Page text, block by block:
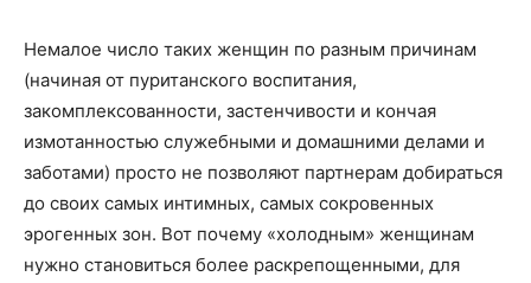
Немалое число таких женщин по разным причинам
(начиная от пуританского воспитания,
закомплексованности, застенчивости и кончая
измотанностью служебными и домашними делами и
заботами) просто не позволяют партнерам добираться
до своих самых интимных, самых сокровенных
эрогенных зон. Вот почему «холодным» женщинам
нужно становиться более раскрепощенными, для